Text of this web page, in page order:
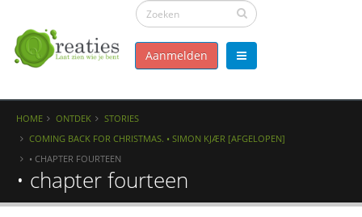
Aanmelden
HOME ONTDEK
STORIES
COMING BACK FOR CHRISTMAS. • SIMON KJÆR [AFGELOPEN]
• CHAPTER FOURTEEN
• chapter fourteen